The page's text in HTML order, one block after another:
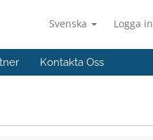
Svenska Logga in
Kontakta Oss